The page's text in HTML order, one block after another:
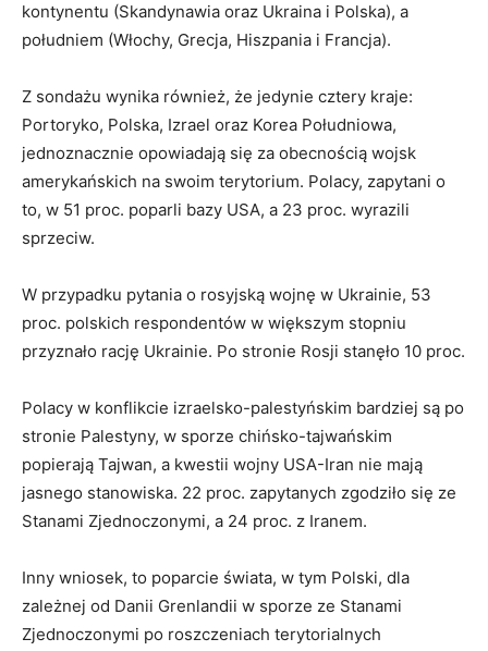
kontynentu (Skandynawia oraz Ukraina i Polska), a
południem (Włochy, Grecja, Hiszpania i Francja).
Z sondażu wynika również, że jedynie cztery kraje:
Portoryko, Polska, Izrael oraz Korea Południowa,
jednoznacznie opowiadają się za obecnością wojsk
amerykańskich na swoim terytorium. Polacy, zapytani o
to, w 51 proc. poparli bazy USA, a 23 proc. wyrazili
sprzeciw.
W przypadku pytania o rosyjską wojnę w Ukrainie, 53
proc. polskich respondentów w większym stopniu
przyznało rację Ukrainie. Po stronie Rosji stanęło 10 proc.
Polacy w konflikcie izraelsko-palestyńskim bardziej są po
stronie Palestyny, w sporze chińsko-tajwańskim
popierają Tajwan, a kwestii wojny USA-Iran nie mają
jasnego stanowiska. 22 proc. zapytanych zgodziło się ze
Stanami Zjednoczonymi, a 24 proc. z Iranem.
Inny wniosek, to poparcie świata, w tym Polski, dla
zależnej od Danii Grenlandii w sporze ze Stanami
Zjednoczonymi po roszczeniach terytorialnych